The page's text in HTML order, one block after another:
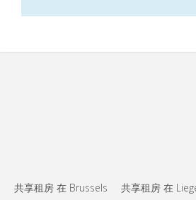
共享租房 在 Brussels 共享租房 在